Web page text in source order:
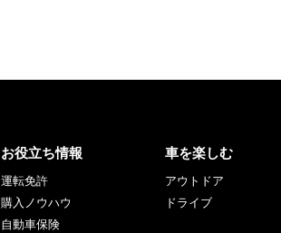
お役立ち情報
運転免許
購入ノウハウ
自動車保険
車を楽しむ
アウトドア
ドライブ